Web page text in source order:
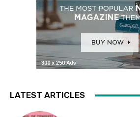
LATEST ARTICLES